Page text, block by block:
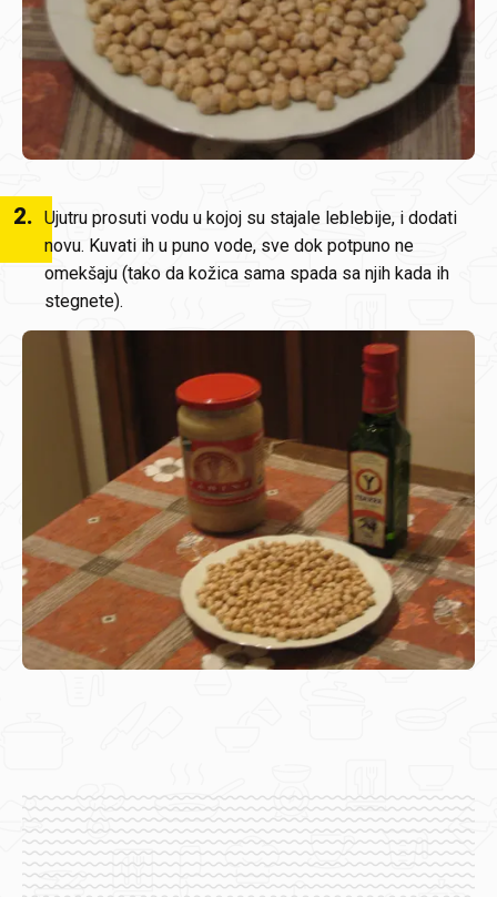
2. Ujutru prosuti vodu u kojoj su stajale leblebije, i dodati
novu. Kuvati ih u puno vode, sve dok potpuno ne
omekšaju (tako da kožica sama spada sa njih kada ih
stegnete).